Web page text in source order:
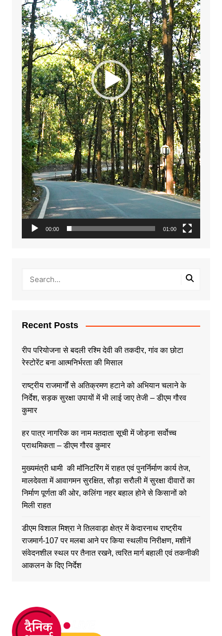
00:00 01:00
Recent Posts
रीप परियोजना से बदली रश्मि देवी की तकदीर, गांव का छोटा
रेस्टोरेंट बना आत्मनिर्भरता की मिसाल
राष्ट्रीय राजमार्गों से अतिक्रमण हटाने को अभियान चलाने के
निर्देश, सड़क सुरक्षा उपायों में भी लाई जाए तेजी – डीएम गौरव
कुमार
हर पात्र नागरिक का नाम मतदाता सूची में जोड़ना सर्वोच्च
प्राथमिकता – डीएम गौरव कुमार
मुख्यमंत्री धामी की मॉनिटरिंग में राहत एवं पुनर्निर्माण कार्य तेज,
मालदेवता में आवागमन सुरक्षित, सौड़ा सरौली में सुरक्षा दीवारों का
निर्माण पूर्णता की ओर, कलिंगा नहर बहाल होने से किसानों को
मिली राहत
डीएम विशाल मिश्रा ने तिलवाड़ा क्षेत्र में केदारनाथ राष्ट्रीय
राजमार्ग-107 पर मलबा आने पर किया स्थलीय निरीक्षण, मशीनें
संवेदनशील स्थल पर तैनात रखने, त्वरित मार्ग बहाली एवं तकनीकी
आकलन के दिए निर्देश